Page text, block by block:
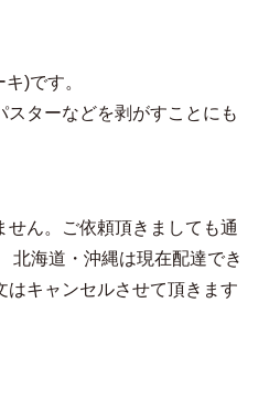
)です。
ターなどを剥がすことにも
せん。ご依頼頂きましても通
北海道・沖縄は現在配達でき
はキャンセルさせて頂きます